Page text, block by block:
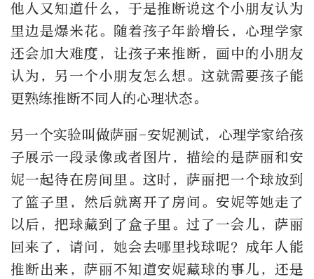
他人又知道什么，于是推断说这个小朋友认为
里边是爆米花。随着孩子年龄增长，心理学家
还会加大难度，让孩子来推断，画中的小朋友
认为，另一个小朋友怎么想。这就需要孩子能
更熟练推断不同人的心理状态。
另一个实验叫做萨丽-安妮测试，心理学家给孩
子展示一段录像或者图片，描绘的是萨丽和安
妮一起待在房间里。这时，萨丽把一个球放到
了篮子里，然后就离开了房间。安妮等她走了
以后，把球藏到了盒子里。过了一会儿，萨丽
回来了，请问，她会去哪里找球呢？成年人能
推断出来，萨丽不知道安妮藏球的事儿，还是